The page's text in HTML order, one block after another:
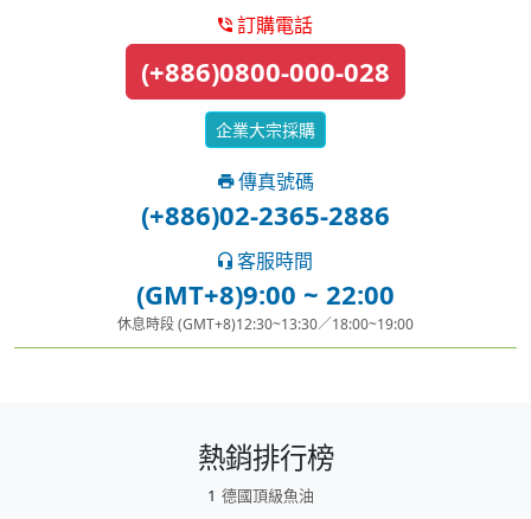
訂購電話
(+886)0800-000-028
企業大宗採購
傳真號碼
(+886)02-2365-2886
客服時間
(GMT+8)9:00 ~ 22:00
休息時段 (GMT+8)12:30~13:30／18:00~19:00
熱銷排行榜
德國頂級魚油